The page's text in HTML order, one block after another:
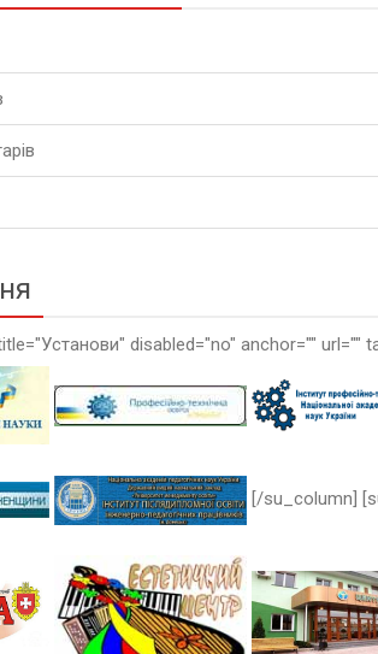
disabled="no" anchor=""
[/su_column]